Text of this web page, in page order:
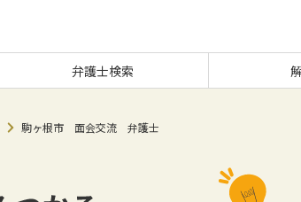
弁護士検索
駒ヶ根市 面会交流 弁護士